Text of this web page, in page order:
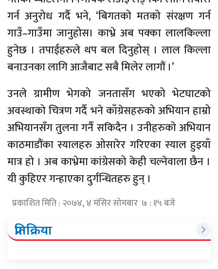
गर्न अनुरोध गर्दै भने, ‘बिगतको मतको संरक्षण गर्न
गाउँ–गाउँमा जानुहोस। काभ्रे अब पक्का लालकिल्ला
हुनेछ । तपाईहरुले थप बल दिनुहोस् । लाल किल्ला
बनाउनका लागि आजैबाट सबै मिलेर लागौं ।’
उनले ग्रामीण भेगको जनतासँग भएको भेटघाटको
अवस्थाको चित्रण गर्दै भने काँग्रेसहरुको अभियान हाम्रो
अभियानसँग तुलना गर्नै सकिदैन । उनीहरुको अभियान
काठमाडौंका स्यालहरु ओसारेर गरिएका स्याल हुइयाँ
मात्र हो । अब काभ्रेमा कांग्रेसको केही चल्नेवाला छैन ।
यी कुहिएर गन्हाएका दुर्गन्धितहरु हुन् ।
प्रकाशित मिति : २०७४, ४ मंसिर सोमबार ७ : १५ बजे
प्रतिक्रिया